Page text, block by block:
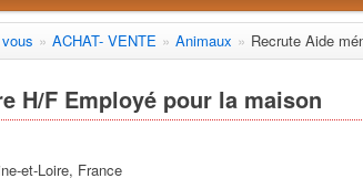
» ACHAT- VENTE » Animaux » Recrute Aide
H/F Employé pour la maison
et-Loire, France